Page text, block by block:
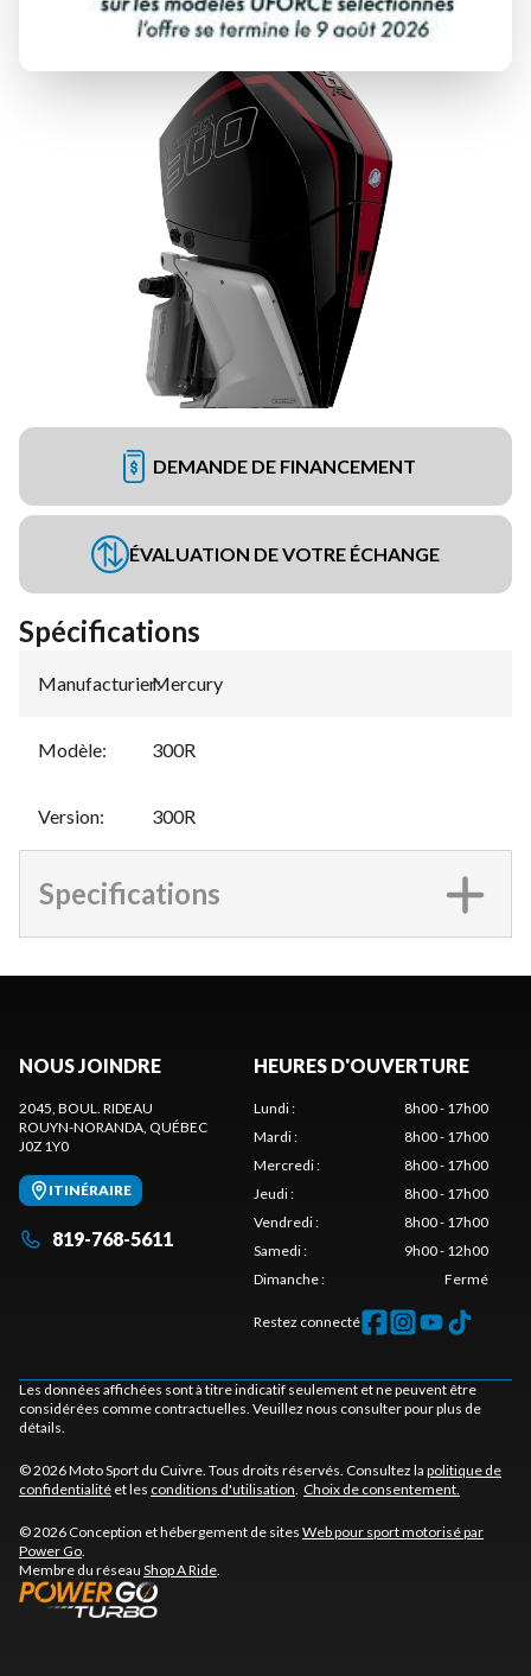
DEMANDE DE FINANCEMENT
ÉVALUATION DE VOTRE ÉCHANGE
Spécifications
Manufacturier:
Mercury
Modèle: 300R
Version: 300R
Specifications
NOUS JOINDRE
2045, BOUL. RIDEAU
ROUYN-NORANDA, QUÉBEC
J0Z 1Y0
ITINÉRAIRE
819-768-5611
HEURES D'OUVERTURE
Lundi:
8h00 - 17h00
Mardi:
8h00 - 17h00
Mercredi:
8h00 - 17h00
Jeudi:
8h00 - 17h00
Vendredi:
8h00 - 17h00
Samedi:
9h00 - 12h00
Dimanche: Fermé
Restez connecté
Les données affichées sont à titre indicatif seulement et ne peuvent être
considérées comme contractuelles. Veuillez nous consulter pour plus de
détails.
© 2026 Moto Sport du Cuivre. Tous droits réservés. Consultez la politique de
confidentialité et les conditions d'utilisation. Choix de consentement.
© 2026 Conception et hébergement de sites Web pour sport motorisé par
Power Go.
Membre du réseau Shop A Ride.